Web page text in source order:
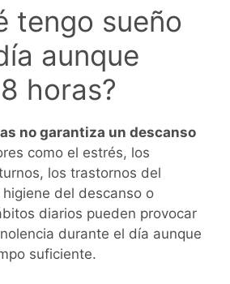
tengo sueño
aunque
horas?
no garantiza un descanso
como el estrés, los
los trastornos del
del descanso o
diarios pueden provocar
durante el día aunque
suficiente.